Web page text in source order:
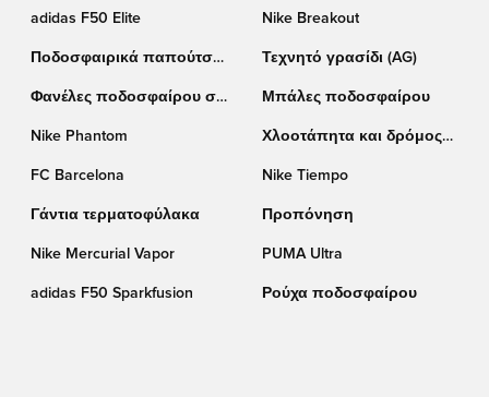
adidas F50 Elite Nike Breakout
Ποδοσφαιρικά παπούτσια
Τεχνητό γρασίδι (AG)
Φανέλες ποδοσφαίρου σε
Μπάλες ποδοσφαίρου
Nike Phantom
Χλοοτάπητα και δρόμος
FC Barcelona
Nike Tiempo
Γάντια τερματοφύλακα Προπόνηση
Nike Mercurial Vapor PUMA Ultra
adidas F50 Sparkfusion Ρούχα ποδοσφαίρου